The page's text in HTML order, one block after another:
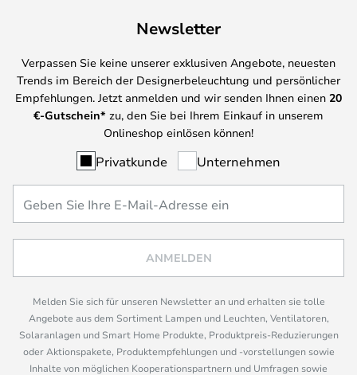
Newsletter
Verpassen Sie keine unserer exklusiven Angebote, neuesten
Trends im Bereich der Designerbeleuchtung und persönlicher
Empfehlungen. Jetzt anmelden und wir senden Ihnen einen 20
€-Gutschein* zu, den Sie bei Ihrem Einkauf in unserem
Onlineshop einlösen können!
Privatkunde Unternehmen
ANMELDEN
Melden Sie sich für unseren Newsletter an und erhalten sie tolle
Angebote aus dem Sortiment Lampen und Leuchten, Ventilatoren,
Solaranlagen und Smart Home Produkte, Produktpreis-Reduzierungen
oder Aktionspakete, Produktempfehlungen und -vorstellungen sowie
Inhalte von möglichen Kooperationspartnern und Umfragen sowie